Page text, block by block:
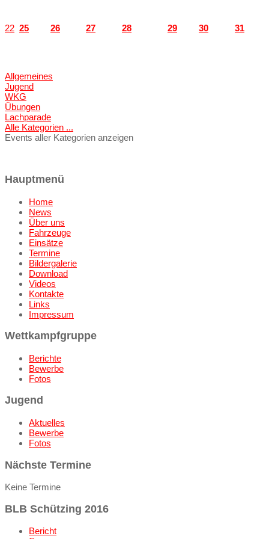
22 25 26 27 28 29 30 31
Allgemeines
Jugend
WKG
Übungen
Lachparade
Alle Kategorien ...
Events aller Kategorien anzeigen
Hauptmenü
Home
News
Über uns
Fahrzeuge
Einsätze
Termine
Bildergalerie
Download
Videos
Kontakte
Links
Impressum
Wettkampfgruppe
Berichte
Bewerbe
Fotos
Jugend
Aktuelles
Bewerbe
Fotos
Nächste Termine
Keine Termine
BLB Schützing 2016
Bericht